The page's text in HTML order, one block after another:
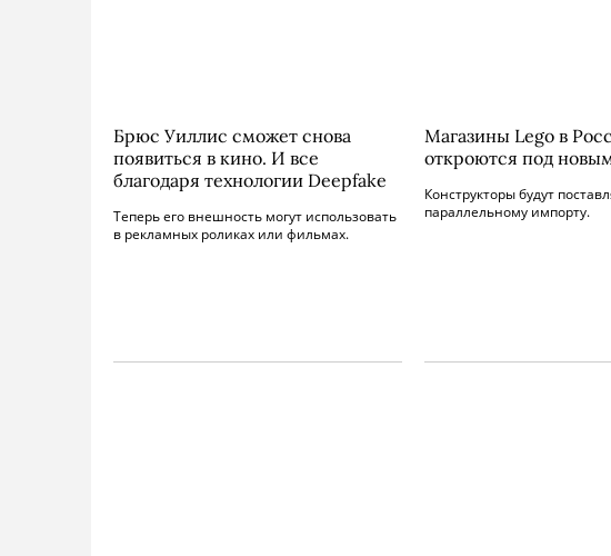
Брюс Уиллис сможет снова
появиться в кино. И все
благодаря технологии Deepfake
Теперь его внешность могут использовать
в рекламных роликах или фильмах.
Магазины Lego в
откроются под
Конструкторы будут
параллельному импорту.